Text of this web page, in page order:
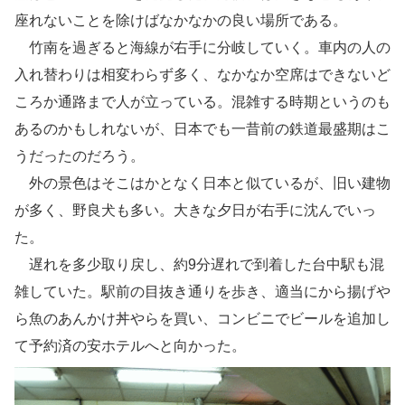
座れないことを除けばなかなかの良い場所である。
竹南を過ぎると海線が右手に分岐していく。車内の人の
入れ替わりは相変わらず多く、なかなか空席はできないど
ころか通路まで人が立っている。混雑する時期というのも
あるのかもしれないが、日本でも一昔前の鉄道最盛期はこ
うだったのだろう。
外の景色はそこはかとなく日本と似ているが、旧い建物
が多く、野良犬も多い。大きな夕日が右手に沈んでいっ
た。
遅れを多少取り戻し、約9分遅れで到着した台中駅も混
雑していた。駅前の目抜き通りを歩き、適当にから揚げや
ら魚のあんかけ丼やらを買い、コンビニでビールを追加し
て予約済の安ホテルへと向かった。